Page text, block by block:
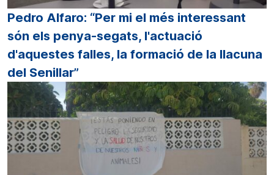
Pedro Alfaro: “Per mi el més interessant
són els penya-segats, l'actuació
d'aquestes falles, la formació de la llacuna
del Senillar”